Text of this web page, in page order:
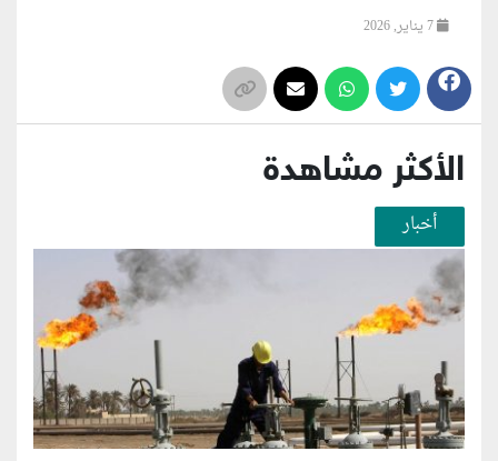
الأكثر مشاهدة
أخبار